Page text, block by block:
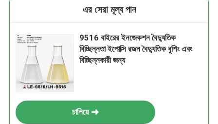
এর সেরা মূল্য পান
9516 বাইরের ইনজেকশন বৈদ্যুতিক
বিচ্ছিন্নতা ইপোক্সি রজন বৈদ্যুতিক বুশিং এবং
বিচ্ছিন্নকারী জন্য
চালিয়ে